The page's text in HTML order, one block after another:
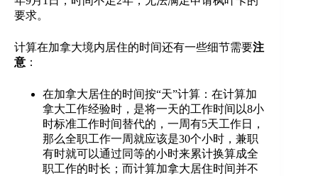
要求。
计算在加拿大境内居住的时间还有一些细节需要注
意 ：
在加拿大居住的时间按“天”计算：在计算加
拿大工作经验时，是将一天的工作时间以8小
时标准工作时间替代的，一周有5天工作日，
那么全职工作一周就应该是30个小时，兼职
有时就可以通过同等的小时来累计换算成全
职工作的时长；而计算加拿大居住时间并不